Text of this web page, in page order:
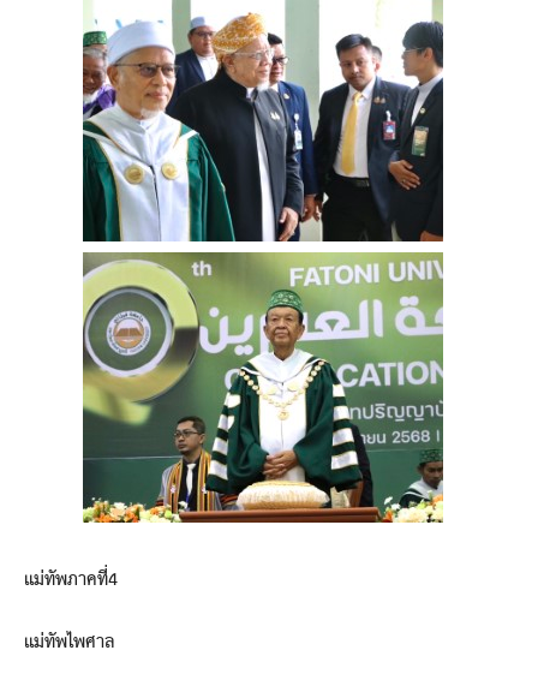
แม่ทัพภาคที่4
แม่ทัพไพศาล